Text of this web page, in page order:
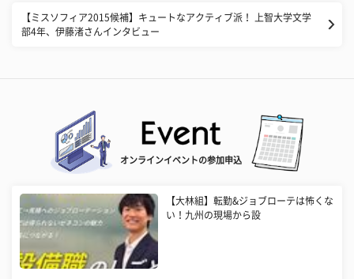
【ミスソフィア2015候補】キュートなアクティブ派！ 上智大学文学
部4年、伊藤渚さんインタビュー
オンラインイベントの参加申込
【大林組】転勤&ジョブローテは怖くな
い！九州の現場から設